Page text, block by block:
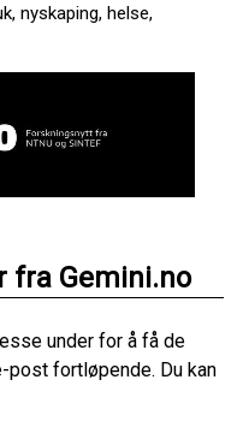
nyskaping, helse,
fra Gemini.no
under for å få de
post fortløpende. Du kan